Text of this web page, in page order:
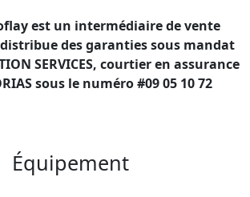
est un intermédiaire de vente
des garanties sous mandat
SERVICES, courtier en assurance
sous le numéro #09 05 10 72
Équipement